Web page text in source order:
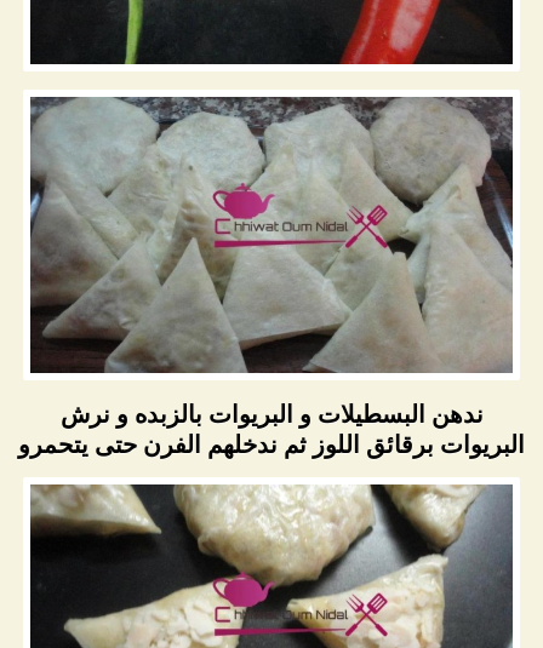
ندهن البسطيلات و البريوات بالزبده و نرش
البريوات برقائق اللوز ثم ندخلهم الفرن حتى يتحمرو